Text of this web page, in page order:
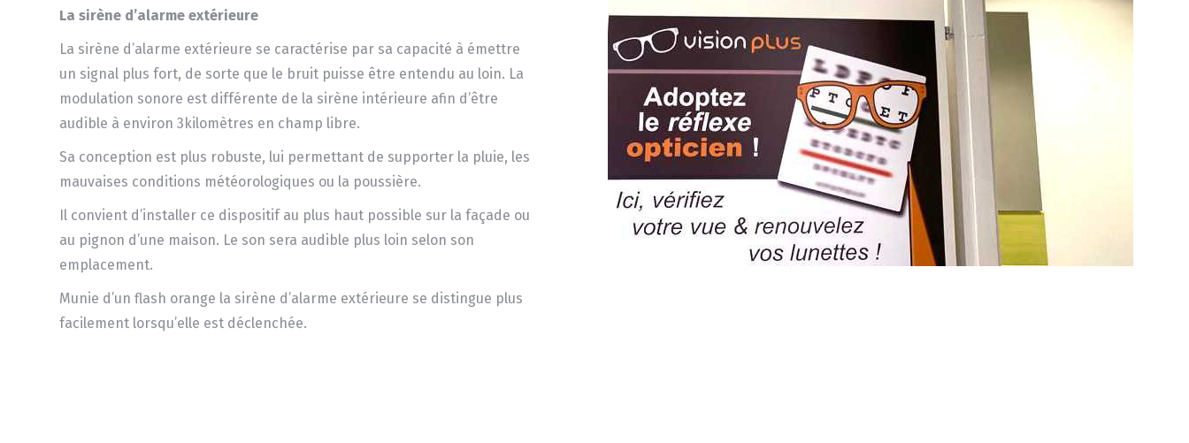
La sirène d’alarme extérieure
La sirène d’alarme extérieure se caractérise par sa capacité à émettre
un signal plus fort, de sorte que le bruit puisse être entendu au loin. La
modulation sonore est différente de la sirène intérieure afin d’être
audible à environ 3kilomètres en champ libre.
Sa conception est plus robuste, lui permettant de supporter la pluie, les
mauvaises conditions météorologiques ou la poussière.
Il convient d’installer ce dispositif au plus haut possible sur la façade ou
au pignon d’une maison. Le son sera audible plus loin selon son
emplacement.
Munie d’un flash orange la sirène d’alarme extérieure se distingue plus
facilement lorsqu’elle est déclenchée.